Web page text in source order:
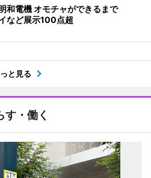
和電機 オモチャができるまで
など展示100点超
と見る
す・働く